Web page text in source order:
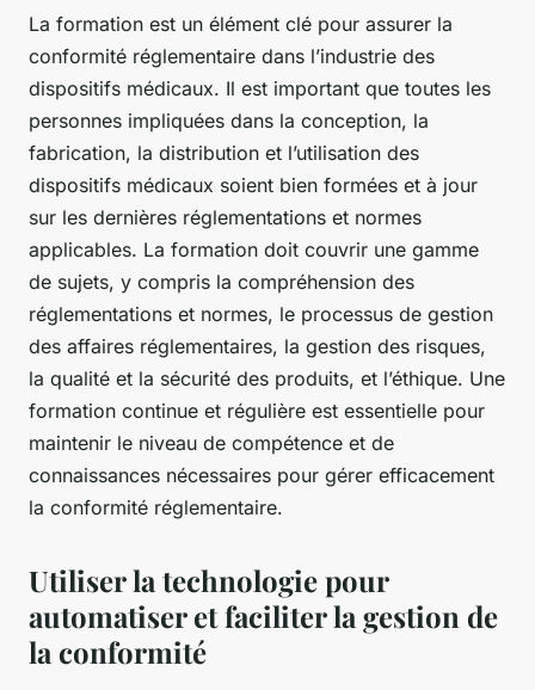
La formation est un élément clé pour assurer la
conformité réglementaire dans l’industrie des
dispositifs médicaux. Il est important que toutes les
personnes impliquées dans la conception, la
fabrication, la distribution et l’utilisation des
dispositifs médicaux soient bien formées et à jour
sur les dernières réglementations et normes
applicables. La formation doit couvrir une gamme
de sujets, y compris la compréhension des
réglementations et normes, le processus de gestion
des affaires réglementaires, la gestion des risques,
la qualité et la sécurité des produits, et l’éthique. Une
formation continue et régulière est essentielle pour
maintenir le niveau de compétence et de
connaissances nécessaires pour gérer efficacement
la conformité réglementaire.
Utiliser la technologie pour
automatiser et faciliter la gestion de
la conformité